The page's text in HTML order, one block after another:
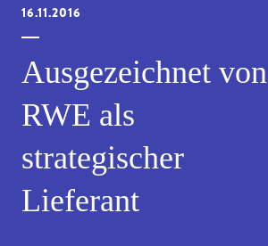
16.11.2016
Ausgezeichnet von
RWE als
strategischer
Lieferant